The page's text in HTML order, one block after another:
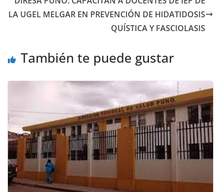
LA UGEL MELGAR EN PREVENCIÓN DE HIDATIDOSIS
QUÍSTICA Y FASCIOLASIS
También te puede gustar